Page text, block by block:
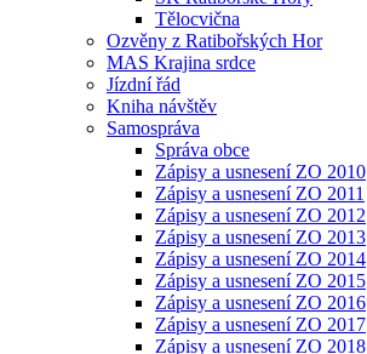
Tělocvična
Ozvěny z Ratibořských Hor
MAS Krajina srdce
Jízdní řád
Kniha návštěv
Samospráva
Správa obce
Zápisy a usnesení ZO 2010
Zápisy a usnesení ZO 2011
Zápisy a usnesení ZO 2012
Zápisy a usnesení ZO 2013
Zápisy a usnesení ZO 2014
Zápisy a usnesení ZO 2015
Zápisy a usnesení ZO 2016
Zápisy a usnesení ZO 2017
Zápisy a usnesení ZO 2018